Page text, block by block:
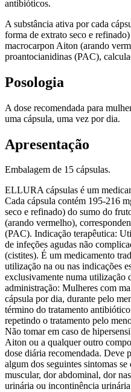
antibióticos.
A substância ativa por cada
forma de extrato seco e
macrocarpon Aiton (arando
proantocianidinas (PAC),
Posologia
A dose recomendada para
uma cápsula, uma vez por dia.
Apresentação
Embalagem de 15 cápsulas.
ELLURA cápsulas é um
Cada cápsula contém 195-216
seco e refinado) do sumo do
(arando vermelho),
(PAC). Indicação terapêutica:
de infeções agudas não
(cistites). É um medicamento
utilização na ou nas indicações
exclusivamente numa utilização
administração: Mulheres com
cápsula por dia, durante pelo
término do tratamento
repetindo o tratamento pelo
Não tomar em caso de
Aiton ou a qualquer outro
dose diária recomendada. Deve
algum dos seguintes sintomas
muscular, dor abdominal, dor
urinária ou incontinência